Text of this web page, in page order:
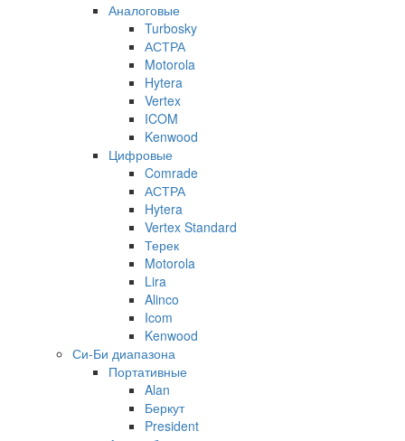
Аналоговые
Turbosky
АСТРА
Motorola
Hytera
Vertex
ICOM
Kenwood
Цифровые
Comrade
АСТРА
Hytera
Vertex Standard
Терек
Motorola
Lira
Alinco
Icom
Kenwood
Си-Би диапазона
Портативные
Alan
Беркут
President